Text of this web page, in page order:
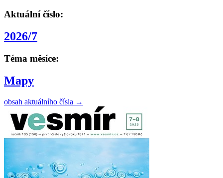
Aktuální číslo:
2026/7
Téma měsíce:
Mapy
obsah aktuálního čísla →